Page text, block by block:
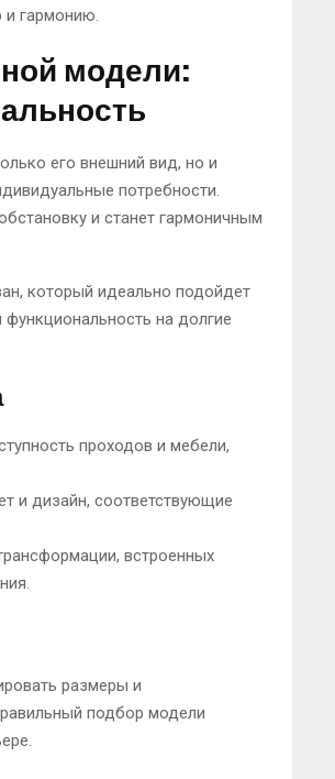
и гармонию.
модели:
его внешний вид, но и
потребности.
и станет гармоничным
который идеально подойдет
на долгие
проходов и мебели,
и дизайн, соответствующие
встроенных
размеры и
подбор модели